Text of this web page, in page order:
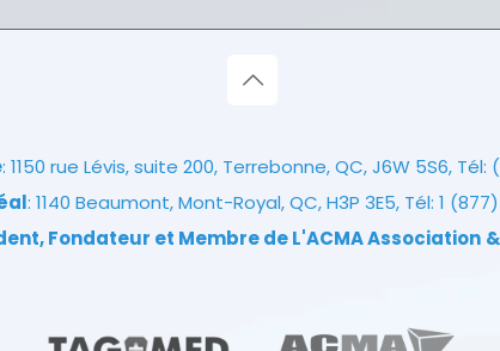
: 1150 rue Lévis, suite 200, Terrebonne, QC, J6W 5S6, Tél:
: 1140 Beaumont, Mont-Royal, QC, H3P 3E5, Tél: 1
Fondateur et Membre de L'ACMA Association